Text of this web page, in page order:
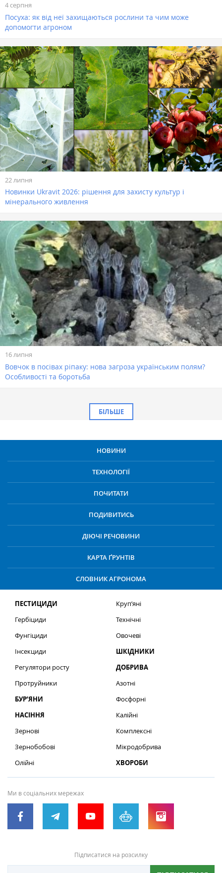
4 серпня
Посуха: як від неї захищаються рослини та чим може
допомогти агроном
22 липня
Новинки Ukravit 2026: рішення для захисту культур і
мінерального живлення
16 липня
Вовчок в посівах ріпаку: нова загроза українським полям?
Особливості та боротьба
БІЛЬШЕ
НОВИНИ
ТЕХНОЛОГІЇ
ПОЧИТАТИ
ПОДИВИТИСЬ
ДІЮЧІ РЕЧОВИНИ
КАРТА ҐРУНТІВ
СЛОВНИК АГРОНОМА
ПЕСТИЦИДИ
Гербіциди
Фунгіциди
Інсекциди
Регулятори росту
Протруйники
БУР’ЯНИ
НАСІННЯ
Зернові
Зернобобові
Олійні
Круп’яні
Технічні
Овочеві
ШКІДНИКИ
ДОБРИВА
Азотні
Фосфорні
Калійні
Комплексні
Мікродобрива
ХВОРОБИ
Ми в соціальних мережах
Підписатися на розсилку